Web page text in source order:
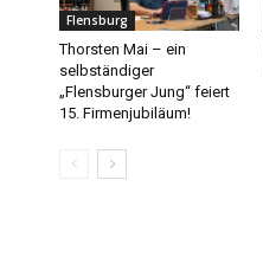
Flensburg
Thorsten Mai – ein
selbständiger
„Flensburger Jung“ feiert
15. Firmenjubiläum!